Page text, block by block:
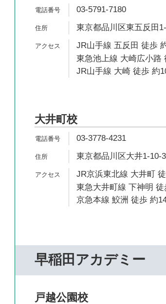
03-5791-7180
東京都品川区東五反田
JR山手線 五反田 徒歩
東急池上線 大崎広小路
JR山手線 大崎 徒歩 約
大井町校
03-3778-4231
東京都品川区大井1-10-3
JR京浜東北線 大井町
東急大井町線 下神明 徒
京急本線 鮫洲 徒歩 約
早稲田アカデミー
戸越公園校